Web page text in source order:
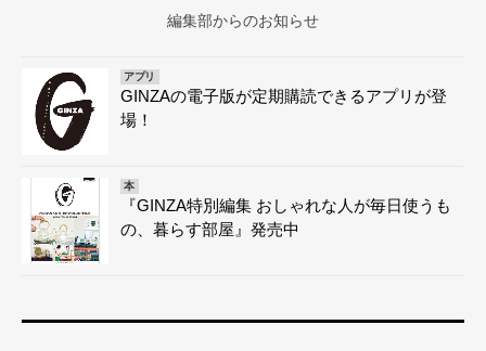
編集部からのお知らせ
アプリ
GINZAの電子版が定期購読できるアプリが登
場！
本
『GINZA特別編集 おしゃれな人が毎日使うも
の、暮らす部屋』発売中